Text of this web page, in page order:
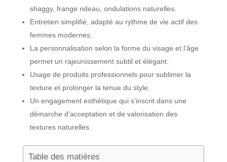
shaggy, frange rideau, ondulations naturelles.
Entretien simplifié, adapté au rythme de vie actif des
femmes modernes.
La personnalisation selon la forme du visage et l’âge
permet un rajeunissement subtil et élégant.
Usage de produits professionnels pour sublimer la
texture et prolonger la tenue du style.
Un engagement esthétique qui s’inscrit dans une
démarche d’acceptation et de valorisation des
textures naturelles.
Table des matières